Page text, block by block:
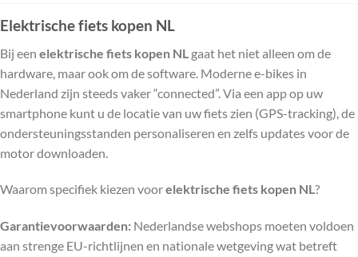
Elektrische fiets kopen NL
Bij een elektrische fiets kopen NL gaat het niet alleen om de
hardware, maar ook om de software. Moderne e-bikes in
Nederland zijn steeds vaker “connected”. Via een app op uw
smartphone kunt u de locatie van uw fiets zien (GPS-tracking), de
ondersteuningsstanden personaliseren en zelfs updates voor de
motor downloaden.
Waarom specifiek kiezen voorelektrische fiets kopen NL?
Garantievoorwaarden: Nederlandse webshops moeten voldoen
aan strenge EU-richtlijnen en nationale wetgeving wat betreft